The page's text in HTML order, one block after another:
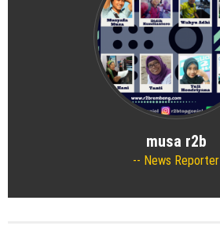
musa r2b
News Reporter